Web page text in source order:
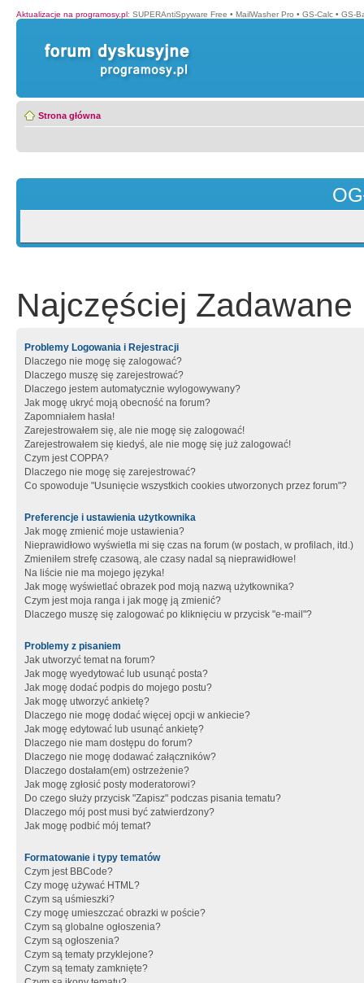
Aktualizacje na programosy.pl: SUPERAntiSpyware Free • MailWasher Pro • GS-Calc • GS-
Strona główna
Najczęściej Zadawane
Problemy Logowania i Rejestracji
Dlaczego nie mogę się zalogować?
Dlaczego muszę się zarejestrować?
Dlaczego jestem automatycznie wylogowywany?
Jak mogę ukryć moją obecność na forum?
Zapomniałem hasła!
Zarejestrowałem się, ale nie mogę się zalogować!
Zarejestrowałem się kiedyś, ale nie mogę się już zalogować!
Czym jest COPPA?
Dlaczego nie mogę się zarejestrować?
Co spowoduje "Usunięcie wszystkich cookies utworzonych przez forum"?
Preferencje i ustawienia użytkownika
Jak mogę zmienić moje ustawienia?
Nieprawidłowo wyświetla mi się czas na forum (w postach, w profilach, itd.)
Zmieniłem strefę czasową, ale czasy nadal są nieprawidłowe!
Na liście nie ma mojego języka!
Jak mogę wyświetlać obrazek pod moją nazwą użytkownika?
Czym jest moja ranga i jak mogę ją zmienić?
Dlaczego muszę się zalogować po kliknięciu w przycisk "e-mail"?
Problemy z pisaniem
Jak utworzyć temat na forum?
Jak mogę wyedytować lub usunąć posta?
Jak mogę dodać podpis do mojego postu?
Jak mogę utworzyć ankietę?
Dlaczego nie mogę dodać więcej opcji w ankiecie?
Jak mogę edytować lub usunąć ankietę?
Dlaczego nie mam dostępu do forum?
Dlaczego nie mogę dodawać załączników?
Dlaczego dostałam(em) ostrzeżenie?
Jak mogę zgłosić posty moderatorowi?
Do czego służy przycisk "Zapisz" podczas pisania tematu?
Dlaczego mój post musi być zatwierdzony?
Jak mogę podbić mój temat?
Formatowanie i typy tematów
Czym jest BBCode?
Czy mogę używać HTML?
Czym są uśmieszki?
Czy mogę umieszczać obrazki w poście?
Czym są globalne ogłoszenia?
Czym są ogłoszenia?
Czym są tematy przyklejone?
Czym są tematy zamknięte?